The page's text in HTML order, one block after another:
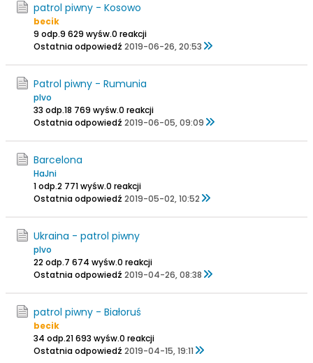
patrol piwny - Kosowo
becik
9 odp.9 629 wyśw.0 reakcji
Ostatnia odpowiedź 2019-06-26, 20:53
Patrol piwny - Rumunia
pIvo
33 odp.18 769 wyśw.0 reakcji
Ostatnia odpowiedź 2019-06-05, 09:09
Barcelona
HaJni
1 odp.2 771 wyśw.0 reakcji
Ostatnia odpowiedź 2019-05-02, 10:52
Ukraina - patrol piwny
pIvo
22 odp.7 674 wyśw.0 reakcji
Ostatnia odpowiedź 2019-04-26, 08:38
patrol piwny - Białoruś
becik
34 odp.21 693 wyśw.0 reakcji
Ostatnia odpowiedź 2019-04-15, 19:11